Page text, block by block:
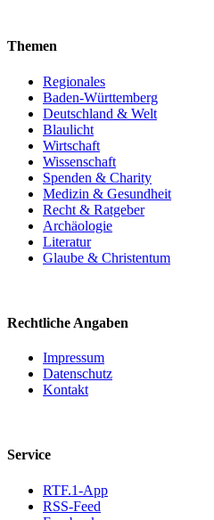
Themen
Regionales
Baden-Württemberg
Deutschland & Welt
Blaulicht
Wirtschaft
Wissenschaft
Spenden & Charity
Medizin & Gesundheit
Recht & Ratgeber
Archäologie
Literatur
Glaube & Christentum
Rechtliche Angaben
Impressum
Datenschutz
Kontakt
Service
RTF.1-App
RSS-Feed